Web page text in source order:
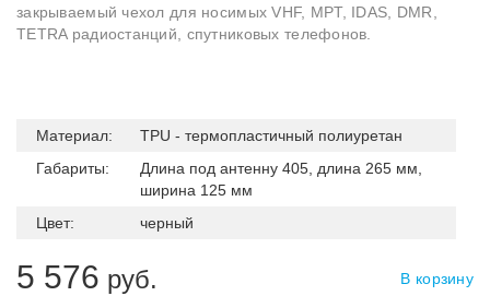
закрываемый чехол для носимых VHF, MPT, IDAS, DMR,
TETRA радиостанций, спутниковых телефонов.
Материал:
TPU - термопластичный полиуретан
Габариты:
Длина под антенну 405, длина 265 мм,
ширина 125 мм
Цвет:
черный
5 576 руб. В корзину